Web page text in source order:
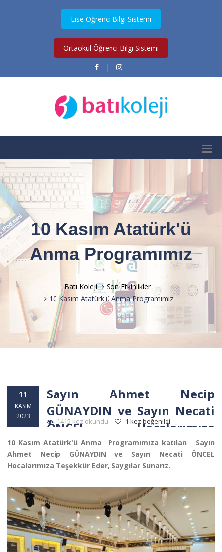
Lise Öğrenci Bilgi Sistemi
Ortaokul Öğrenci Bilgi Sistemi
|
10 Kasım Atatürk'ü
Anma Programımız
Batı Koleji
Son Etkinlikler
10 Kasım Atatürk'ü Anma Programımız
11
KASIM
2023
Sayın Ahmet Necip
GÜNAYDIN ve Sayın Necati
ÖNCEL Hocalarımıza
Teşekkür Ederiz.
1415 kez okundu 1 kez beğenildi
10 Kasım Atatürk'ü Anma Programımıza katılan Sayın
Ahmet Necip GÜNAYDIN ve Sayın Necati ÖNCEL
Hocalarımıza Teşekkür Eder, Saygılar Sunarız.